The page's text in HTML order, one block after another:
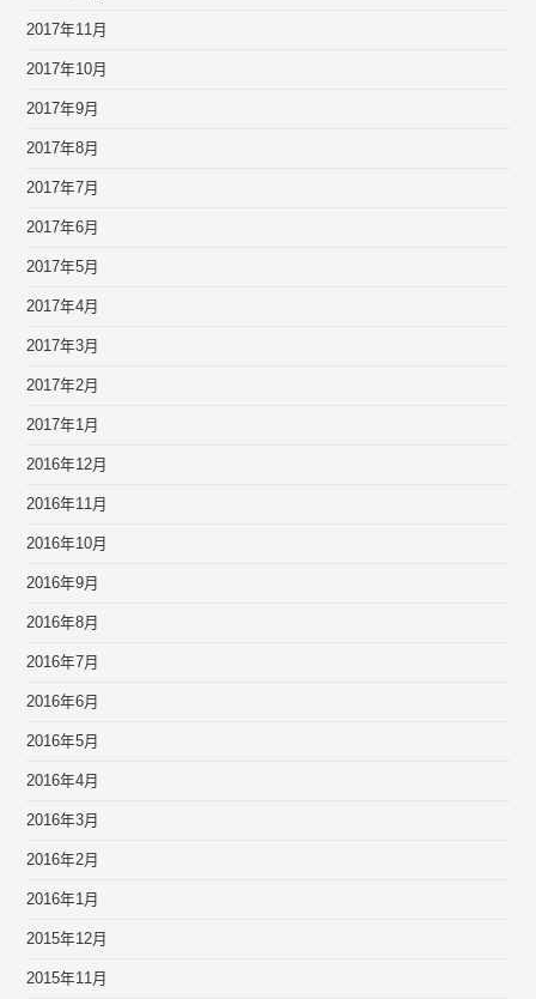
2017年11月
2017年10月
2017年9月
2017年8月
2017年7月
2017年6月
2017年5月
2017年4月
2017年3月
2017年2月
2017年1月
2016年12月
2016年11月
2016年10月
2016年9月
2016年8月
2016年7月
2016年6月
2016年5月
2016年4月
2016年3月
2016年2月
2016年1月
2015年12月
2015年11月